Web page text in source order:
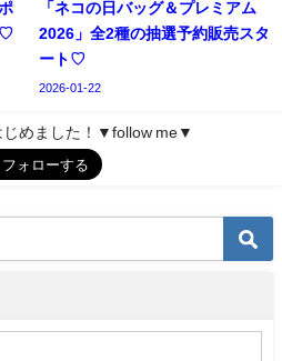
♡
「ネコの日バッグ＆プレミアム
2026」全2種の抽選予約販売スタ
ート♡
2026-01-22
じめました！▼follow me▼